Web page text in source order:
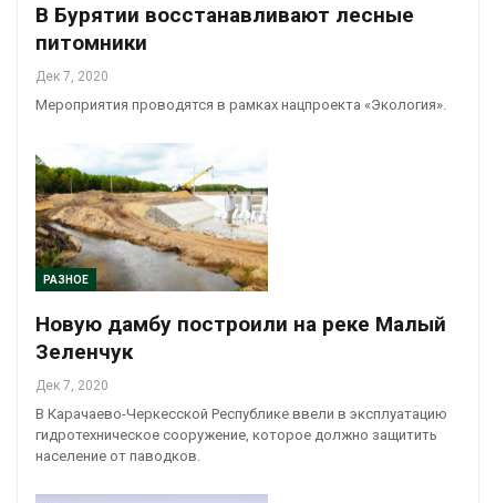
В Бурятии восстанавливают лесные
питомники
Дек 7, 2020
Мероприятия проводятся в рамках нацпроекта «Экология».
РАЗНОЕ
Новую дамбу построили на реке Малый
Зеленчук
Дек 7, 2020
В Карачаево-Черкесской Республике ввели в эксплуатацию
гидротехническое сооружение, которое должно защитить
население от паводков.